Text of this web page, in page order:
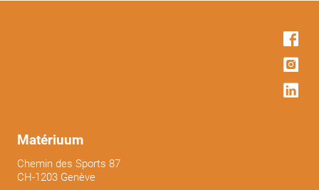
Matériuum
Chemin des Sports 87
CH-1203 Genève